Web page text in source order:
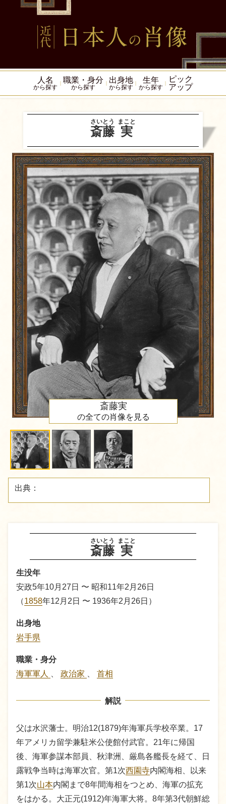
人名
から探す
職業・身分
から探す
出身地
から探す
生年
から探す
ピック
アップ
斎藤
さいとう
実
まこと
生没年
安政5年10月27日 〜 昭和11年2月26日
（1858年12月2日 〜 1936年2月26日）
出身地
岩手県
職業・身分
海軍軍人
政治家 首相
解説
父は水沢藩士。明治12(1879)年海軍兵学校卒業。17
年アメリカ留学兼駐米公使館付武官。21年に帰国
後、海軍参謀本部員、秋津洲、厳島各艦長を経て、日
露戦争当時は海軍次官。第1次西園寺内閣海相、以来
第1次山本内閣まで8年間海相をつとめ、海軍の拡充
をはかる。大正元(1912)年海軍大将。8年第3代朝鮮総
斎藤
さいとう
実
まこと
斎藤実
の全ての肖像を見る
出典：